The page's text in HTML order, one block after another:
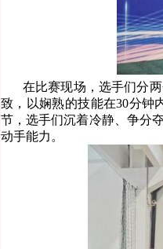
在比赛现场，选手们分
致，以娴熟的技能在30分钟
节，选手们沉着冷静、争分
动手能力。